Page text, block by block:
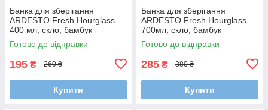
Банка для зберігання
ARDESTO Fresh Hourglass
400 мл, скло, бамбук
AR1340BH
Готово до відправки
195 ₴ 260 ₴
Купити
Банка для зберігання
ARDESTO Fresh Hourglass
700мл, скло, бамбук
AR1370BH
Готово до відправки
285 ₴ 380 ₴
Купити